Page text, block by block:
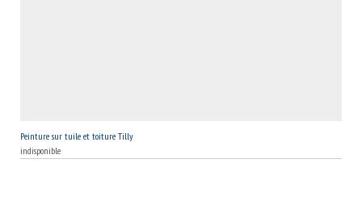
Peinture sur tuile et toiture Tilly
indisponible